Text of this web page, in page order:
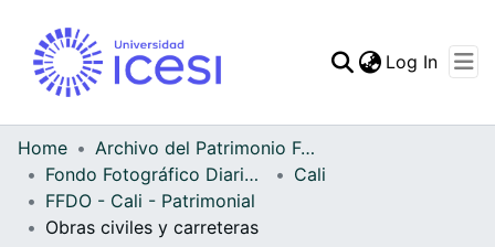
Statistics
Log In
Home
Archivo del Patrimonio Fotográfico y Fílmico del Valle del Cauca
Fondo Fotográfico Diario Occidente
Cali
FFDO - Cali - Patrimonial
Obras civiles y carreteras